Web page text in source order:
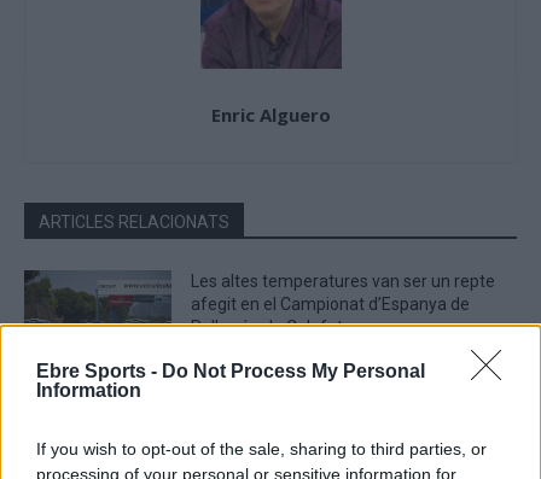
Ebre Sports - Do Not Process My Personal
Information
If you wish to opt-out of the sale, sharing to third parties, or
processing of your personal or sensitive information for
Enric Alguero
ARTICLES RELACIONATS
Motor
Les altes temperatures van ser un repte
afegit en el Campionat d’Espanya de
Rallycròs de Calafat
Rallycross amb la cinquena edició del